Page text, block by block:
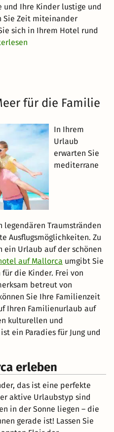
und Ihre Kinder lustige und
Sie Zeit miteinander
sich in Ihrem Hotel rund
für die Familie
In Ihrem
Urlaub
erwarten Sie
mediterrane
legendären Traumstränden
Ausflugsmöglichkeiten. Zu
ein Urlaub auf der schönen
auf Mallorca umgibt Sie
die Kinder. Frei von
betreut von
Sie Ihre Familienzeit
Ihren Familienurlaub auf
kulturellen und
ein Paradies für Jung und
erleben
das ist eine perfekte
aktive Urlaubstyp sind
in der Sonne liegen – die
gerade ist! Lassen Sie